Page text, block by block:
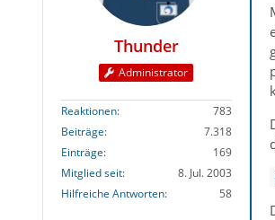
Thunder
Administrator
Reaktionen
783
Beiträge
7.318
Einträge
169
Mitglied seit
8. Jul. 2003
Hilfreiche Antworten
58